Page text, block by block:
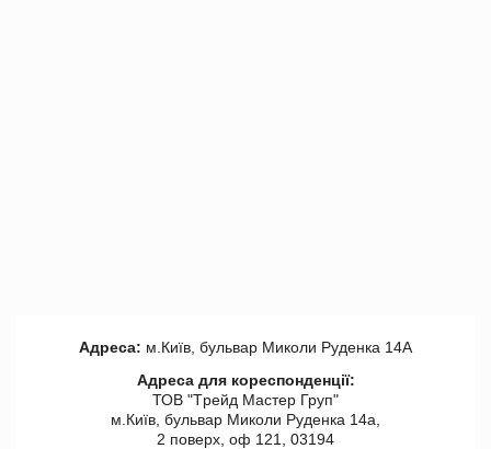
Адреса: м.Київ, бульвар Миколи Руденка 14А
Адреса для кореспонденції:
ТОВ "Tрейд Мастер Груп"
м.Київ, бульвар Миколи Руденка 14а,
2 поверх, оф 121, 03194